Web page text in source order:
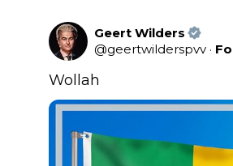
Geert Wilders
@geertwilderspvv ·
Wollah